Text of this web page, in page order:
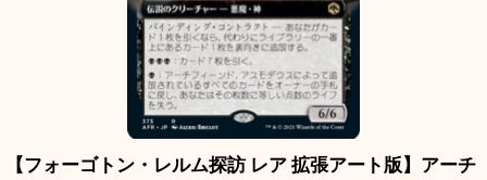
【フォーゴトン・レルム探訪 レア 拡張アート版】アーチ